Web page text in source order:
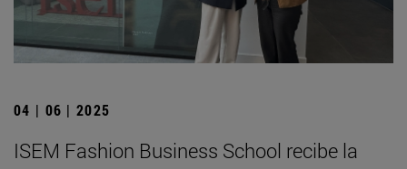
04 | 06 | 2025
ISEM Fashion Business School recibe la